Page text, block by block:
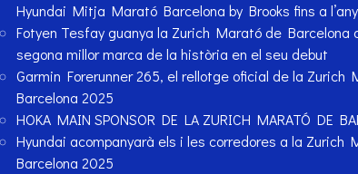
Hyundai Mitja Marató Barcelona by Brooks fins a
Fotyen Tesfay guanya la Zurich Marató de Barcelona
segona millor marca de la història en el seu debut
Garmin Forerunner 265, el rellotge oficial de la Zurich
Barcelona 2025
HOKA MAIN SPONSOR DE LA ZURICH MARATÓ DE
Hyundai acompanyarà els i les corredores a la Zurich
Barcelona 2025